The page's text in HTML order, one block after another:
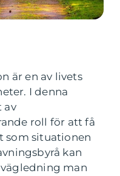
är en av livets
I denna
av
roll för att få
som situationen
kan
man